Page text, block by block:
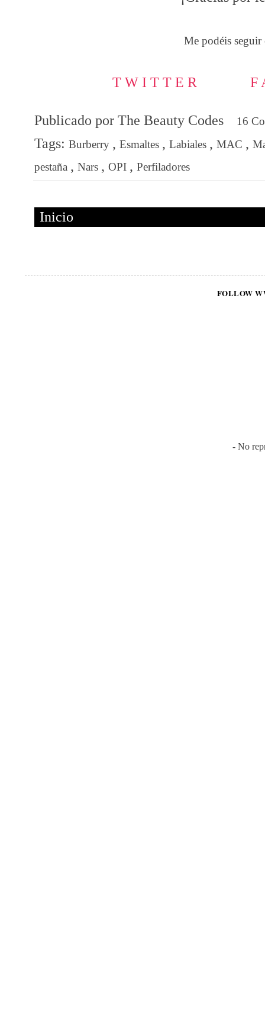
Me podéis seguir
T W I T T E R F
Publicado porThe Beauty Codes 16
Tags:Burberry ,Esmaltes ,Labiales ,MAC ,
pestaña ,Nars ,OPI ,Perfiladores
Inicio
FOLLOW
- No